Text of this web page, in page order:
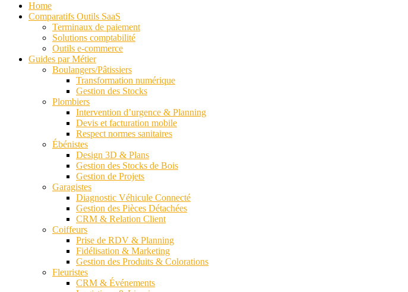
Home
Comparatifs Outils SaaS
Terminaux de paiement
Solutions comptabilité
Outils e-commerce
Guides par Métier
Boulangers/Pâtissiers
Transformation numérique
Gestion des Stocks
Plombiers
Intervention d’urgence & Planning
Devis et facturation mobile
Respect normes sanitaires
Ébénistes
Design 3D & Plans
Gestion des Stocks de Bois
Gestion de Projets
Garagistes
Diagnostic Véhicule Connecté
Gestion des Pièces Détachées
CRM & Relation Client
Coiffeurs
Prise de RDV & Planning
Fidélisation & Marketing
Gestion des Produits & Colorations
Fleuristes
CRM & Événements